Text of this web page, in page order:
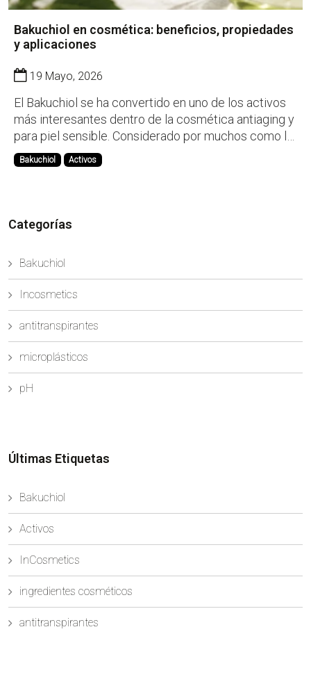
Bakuchiol en cosmética: beneficios, propiedades
y aplicaciones
19 Mayo, 2026
El Bakuchiol se ha convertido en uno de los activos
más interesantes dentro de la cosmética antiaging y
para piel sensible. Considerado por muchos como la
alternativa vegetal al retinol, este ingrediente
destaca por ofrecer beneficios similares sin los
Bakuchiol Activos
Categorías
Bakuchiol
Incosmetics
antitranspirantes
microplásticos
pH
Últimas Etiquetas
Bakuchiol
Activos
InCosmetics
ingredientes cosméticos
antitranspirantes